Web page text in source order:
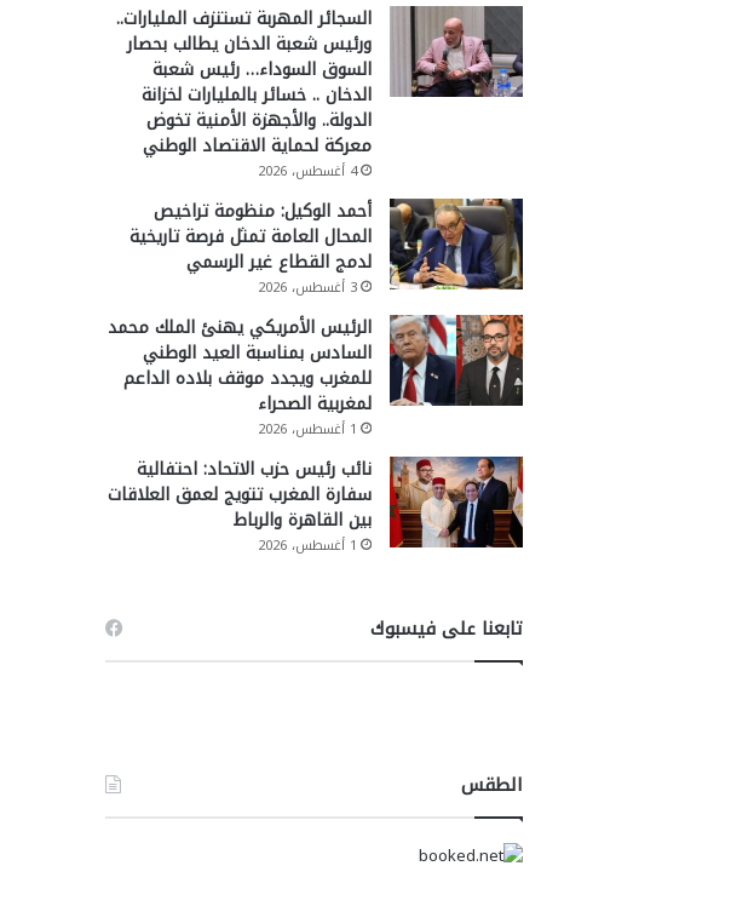
السجائر المهربة تستنزف المليارات..
ورئيس شعبة الدخان يطالب بحصار
السوق السوداء… رئيس شعبة
الدخان .. خسائر بالمليارات لخزانة
الدولة.. والأجهزة الأمنية تخوض
معركة لحماية الاقتصاد الوطني
4 أغسطس، 2026
أحمد الوكيل: منظومة تراخيص
المحال العامة تمثل فرصة تاريخية
لدمج القطاع غير الرسمي
3 أغسطس، 2026
الرئيس الأمريكي يهنئ الملك محمد
السادس بمناسبة العيد الوطني
للمغرب ويجدد موقف بلاده الداعم
لمغربية الصحراء
1 أغسطس، 2026
نائب رئيس حزب الاتحاد: احتفالية
سفارة المغرب تتويج لعمق العلاقات
بين القاهرة والرباط
1 أغسطس، 2026
تابعنا على فيسبوك
الطقس